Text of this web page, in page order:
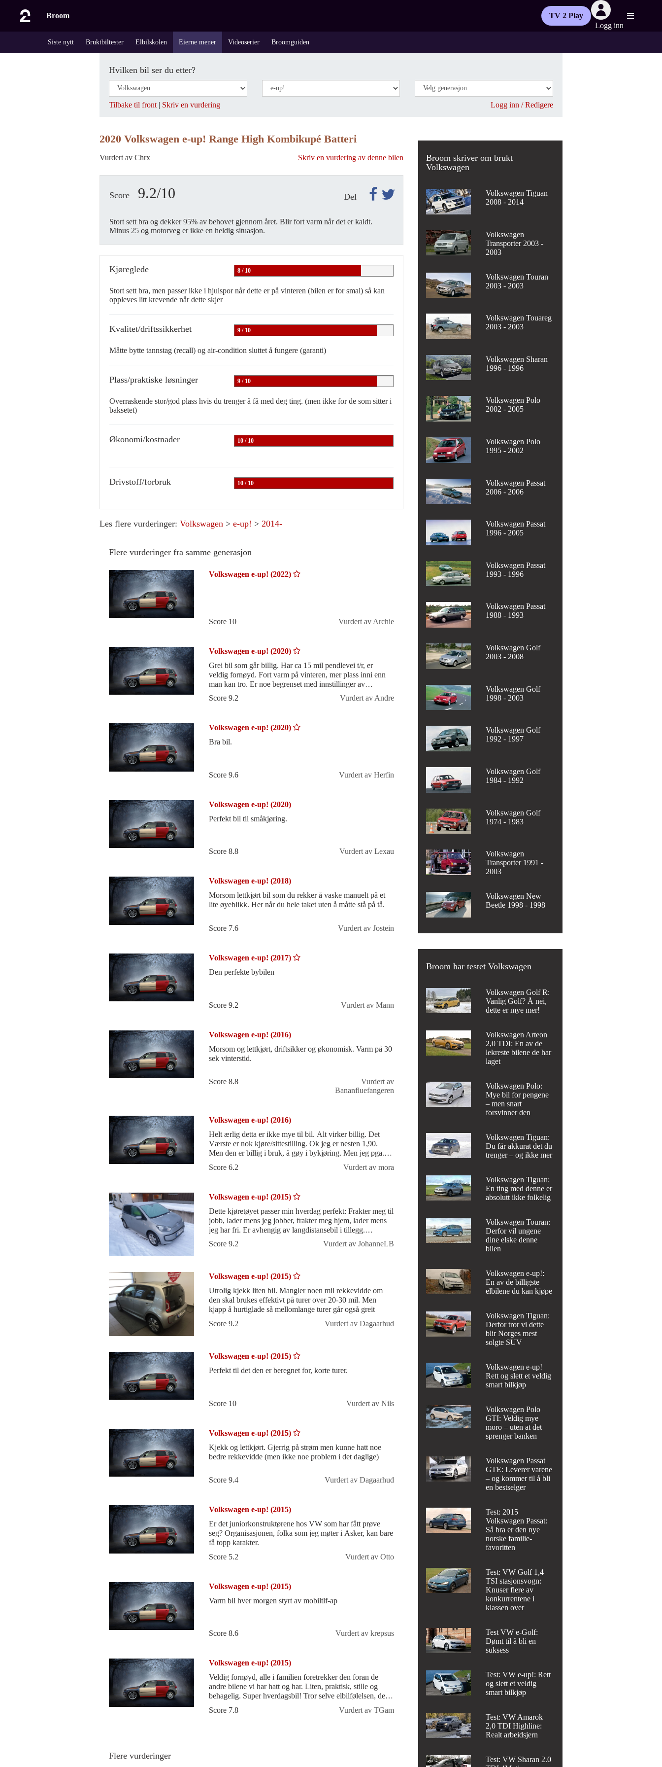
Broom
TV 2 Play
Logg inn
Siste nytt Bruktbiltester Elbilskolen Eierne mener Videoserier Broomguiden
Hvilken bil ser du etter?
Tilbake til front | Skriv en vurdering Logg inn / Redigere
2020 Volkswagen e-up! Range High Kombikupé Batteri
Vurdert av Chrx Skriv en vurdering av denne bilen
Score 9.2/10 Del
Stort sett bra og dekker 95% av behovet gjennom året. Blir fort varm når det er kaldt.
Minus 25 og motorveg er ikke en heldig situasjon.
Kjøreglede 8 / 10
Stort sett bra, men passer ikke i hjulspor når dette er på vinteren (bilen er for smal) så kan
oppleves litt krevende når dette skjer
Kvalitet/driftssikkerhet 9 / 10
Måtte bytte tannstag (recall) og air-condition sluttet å fungere (garanti)
Plass/praktiske løsninger 9 / 10
Overraskende stor/god plass hvis du trenger å få med deg ting. (men ikke for de som sitter i
baksetet)
Økonomi/kostnader 10 / 10
Drivstoff/forbruk 10 / 10
Les flere vurderinger: Volkswagen > e-up! > 2014-
Flere vurderinger fra samme generasjon
Volkswagen e-up! (2022)
Score 10 Vurdert av Archie
Volkswagen e-up! (2020)
Grei bil som går billig. Har ca 15 mil pendlevei t/r, er
veldig fornøyd. Fort varm på vinteren, mer plass inni enn
man kan tro. Er noe begrenset med innstillinger av
rattet/sitteposisjon.
Score 9.2 Vurdert av Andre
Volkswagen e-up! (2020)
Bra bil.
Score 9.6 Vurdert av Herfin
Volkswagen e-up! (2020)
Perfekt bil til småkjøring.
Score 8.8 Vurdert av Lexau
Volkswagen e-up! (2018)
Morsom lettkjørt bil som du rekker å vaske manuelt på et
lite øyeblikk. Her når du hele taket uten å måtte stå på tå.
Score 7.6 Vurdert av Jostein
Volkswagen e-up! (2017)
Den perfekte bybilen
Score 9.2 Vurdert av Mann
Volkswagen e-up! (2016)
Morsom og lettkjørt, driftsikker og økonomisk. Varm på 30
sek vinterstid.
Score 8.8
Vurdert av
Bananfluefangeren
Volkswagen e-up! (2016)
Helt ærlig detta er ikke mye til bil. Alt virker billig. Det
Værste er nok kjøre/sittestilling. Ok jeg er nesten 1,90.
Men den er billig i bruk, å gøy i bykjøring. Men jeg pga.
Score 6.2 Vurdert av mora
Volkswagen e-up! (2015)
Dette kjøretøyet passer min hverdag perfekt: Frakter meg til
jobb, lader mens jeg jobber, frakter meg hjem, lader mens
jeg har fri. Er avhengig av langdistansebil i tillegg.
Bilforhandler kunne vær
Score 9.2 Vurdert av JohanneLB
Volkswagen e-up! (2015)
Utrolig kjekk liten bil. Mangler noen mil rekkevidde om
den skal brukes effektivt på turer over 20-30 mil. Men
kjapp å hurtiglade så mellomlange turer går også greit
Score 9.2
Vurdert av Dagaarhud
Volkswagen e-up! (2015)
Perfekt til det den er beregnet for, korte turer.
Score 10 Vurdert av Nils
Volkswagen e-up! (2015)
Kjekk og lettkjørt. Gjerrig på strøm men kunne hatt noe
bedre rekkevidde (men ikke noe problem i det daglige)
Score 9.4 Vurdert av Dagaarhud
Volkswagen e-up! (2015)
Er det juniorkonstruktørene hos VW som har fått prøve
seg? Organisasjonen, folka som jeg møter i Asker, kan bare
få topp karakter.
Score 5.2
Vurdert av Otto
Volkswagen e-up! (2015)
Varm bil hver morgen styrt av mobiltlf-ap
Score 8.6 Vurdert av krepsus
Volkswagen e-up! (2015)
Veldig fornøyd, alle i familien foretrekker den foran de
andre bilene vi har hatt og har. Liten, praktisk, stille og
behagelig. Super hverdagsbil! Tror selve elbilfølelsen, det
stille, akselerasjon
Score 7.8 Vurdert av TGam
Flere vurderinger
Broom skriver om brukt
Volkswagen
Volkswagen Tiguan
2008 - 2014
Volkswagen
Transporter 2003 -
2003
Volkswagen Touran
2003 - 2003
Volkswagen Touareg
2003 - 2003
Volkswagen Sharan
1996 - 1996
Volkswagen Polo
2002 - 2005
Volkswagen Polo
1995 - 2002
Volkswagen Passat
2006 - 2006
Volkswagen Passat
1996 - 2005
Volkswagen Passat
1993 - 1996
Volkswagen Passat
1988 - 1993
Volkswagen Golf
2003 - 2008
Volkswagen Golf
1998 - 2003
Volkswagen Golf
1992 - 1997
Volkswagen Golf
1984 - 1992
Volkswagen Golf
1974 - 1983
Volkswagen
Transporter 1991 -
2003
Volkswagen New
Beetle 1998 - 1998
Broom har testet Volkswagen
Volkswagen Golf R:
Vanlig Golf? Å nei,
dette er mye mer!
Volkswagen Arteon
2,0 TDI: En av de
lekreste bilene de har
laget
Volkswagen Polo:
Mye bil for pengene
– men snart
forsvinner den
Volkswagen Tiguan:
Du får akkurat det du
trenger – og ikke mer
Volkswagen Tiguan:
En ting med denne er
absolutt ikke folkelig
Volkswagen Touran:
Derfor vil ungene
dine elske denne
bilen
Volkswagen e-up!:
En av de billigste
elbilene du kan kjøpe
Volkswagen Tiguan:
Derfor tror vi dette
blir Norges mest
solgte SUV
Volkswagen e-up!
Rett og slett et veldig
smart bilkjøp
Volkswagen Polo
GTI: Veldig mye
moro – uten at det
sprenger banken
Volkswagen Passat
GTE: Leverer varene
– og kommer til å bli
en bestselger
Test: 2015
Volkswagen Passat:
Så bra er den nye
norske familie-
favoritten
Test: VW Golf 1,4
TSI stasjonsvogn:
Knuser flere av
konkurrentene i
klassen over
Test VW e-Golf:
Dømt til å bli en
suksess
Test: VW e-up!: Rett
og slett et veldig
smart bilkjøp
Test: VW Amarok
2,0 TDI Highline:
Realt arbeidsjern
Test: VW Sharan 2.0